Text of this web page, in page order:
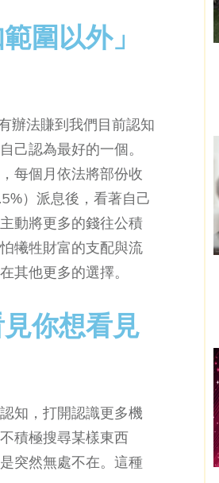
圍以外」
辦法賺到我們目前認知
己認為最好的一個。
每個月依法將部份收
）派息後，看著自己
動將更多的錢往公積
犧牲財富的支配與流
其他更多的選擇。
你想看見
知，打開認識更多機
積極搜尋某樣東西
突然無處不在。這種